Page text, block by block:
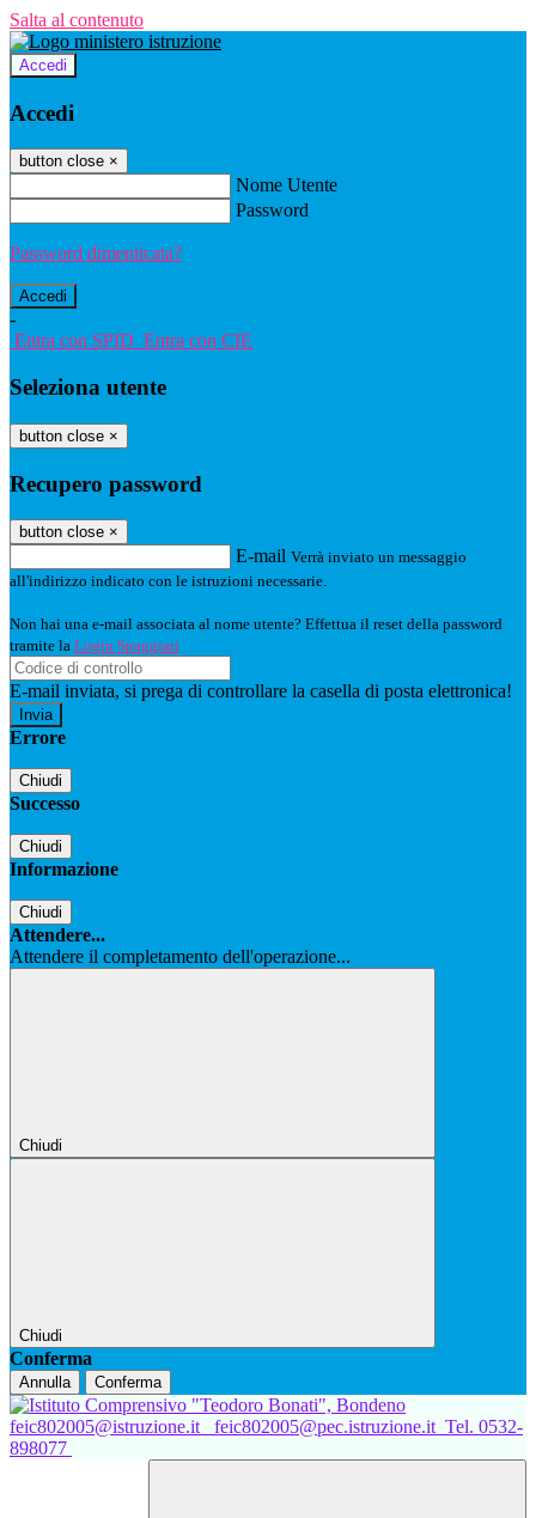
Salta al contenuto
Accedi
Accedi
button close ×
Nome Utente
Password
Password dimenticata?
-
Entra con SPID Entra con CIE
Seleziona utente
button close ×
Recupero password
button close ×
E-mail Verrà inviato un messaggio
all'indirizzo indicato con le istruzioni necessarie.
Non hai una e-mail associata al nome utente? Effettua il reset della password
tramite la Login Spaggiari
E-mail inviata, si prega di controllare la casella di posta elettronica!
Errore
Chiudi
Successo
Chiudi
Informazione
Chiudi
Attendere...
Attendere il completamento dell'operazione...
Chiudi
Chiudi
Conferma
Annulla Conferma
feic802005@istruzione.it feic802005@pec.istruzione.it Tel. 0532-
898077